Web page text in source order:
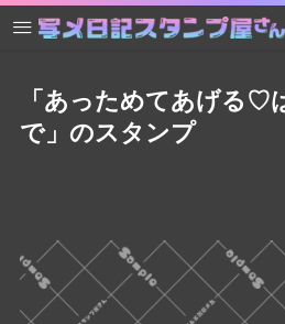
「あっためてあげる♡
で」のスタンプ